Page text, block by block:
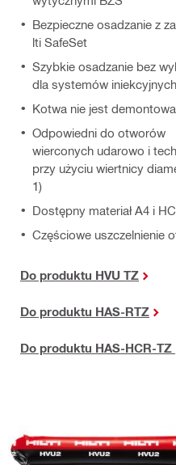
Bezpieczne osadzanie z
lti SafeSet
Szybkie osadzanie bez
dla systemów iniekcyjnych
Kotwa nie jest
Odpowiedni do otworów
wierconych udarowo i
przy użyciu wiertnicy
1)
Dostępny materiał A4 i
Częściowe uszczelnienie
Do produktu HVU TZ
Do produktu HAS-RTZ
Do produktu HAS-HCR-TZ